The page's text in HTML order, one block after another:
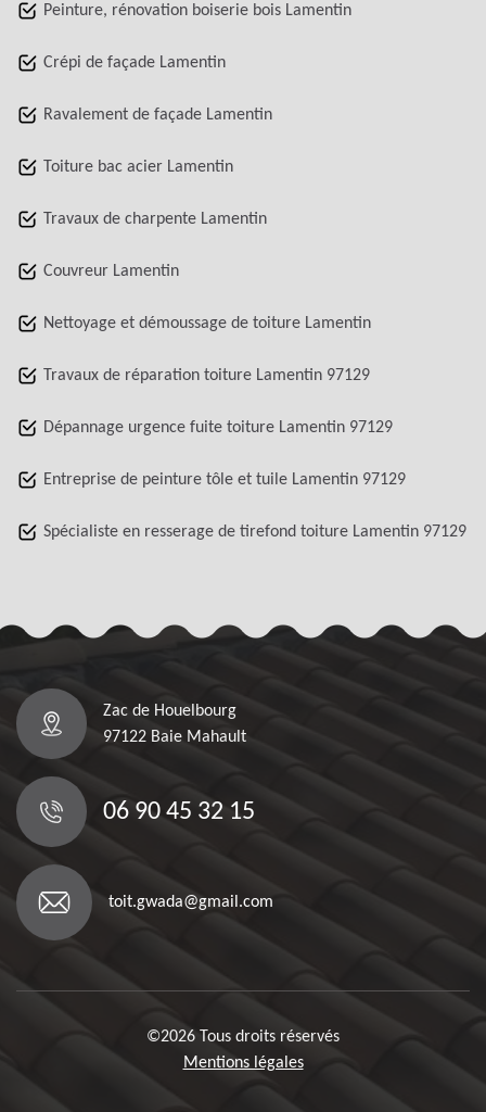
Peinture, rénovation boiserie bois Lamentin
Crépi de façade Lamentin
Ravalement de façade Lamentin
Toiture bac acier Lamentin
Travaux de charpente Lamentin
Couvreur Lamentin
Nettoyage et démoussage de toiture Lamentin
Travaux de réparation toiture Lamentin 97129
Dépannage urgence fuite toiture Lamentin 97129
Entreprise de peinture tôle et tuile Lamentin 97129
Spécialiste en resserage de tirefond toiture Lamentin 97129
Zac de Houelbourg
97122 Baie Mahault
06 90 45 32 15
toit.gwada@gmail.com
©2026 Tous droits réservés
Mentions légales